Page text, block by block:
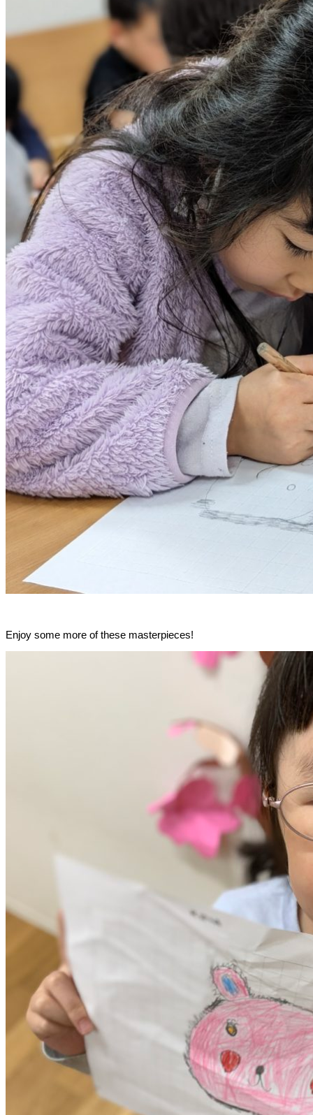
Enjoy some more of these masterpieces!